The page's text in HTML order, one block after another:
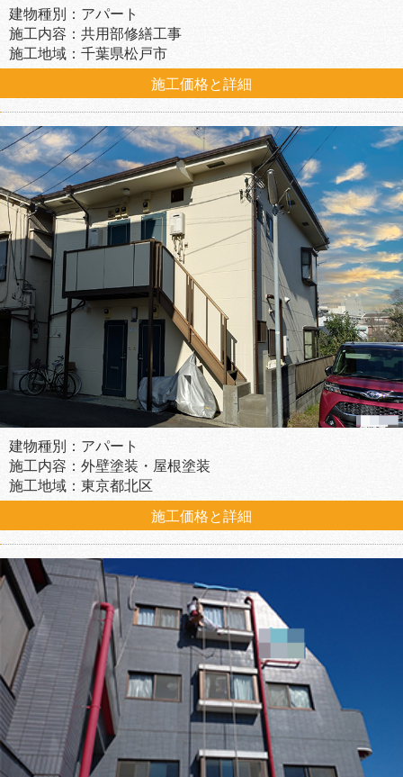
建物種別：アパート
施工内容：共用部修繕工事
施工地域：千葉県松戸市
施工価格と詳細
建物種別：アパート
施工内容：外壁塗装・屋根塗装
施工地域：東京都北区
施工価格と詳細